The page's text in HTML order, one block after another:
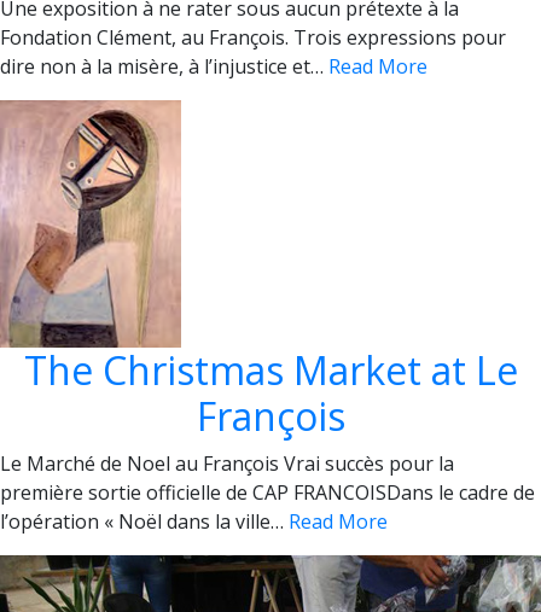
Une exposition à ne rater sous aucun prétexte à la
Fondation Clément, au François. Trois expressions pour
dire non à la misère, à l’injustice et… Read More
The Christmas Market at Le
François
Le Marché de Noel au François Vrai succès pour la
première sortie officielle de CAP FRANCOISDans le cadre de
l’opération « Noël dans la ville… Read More